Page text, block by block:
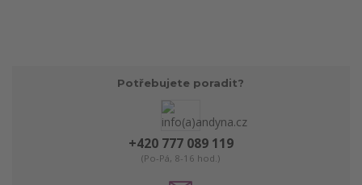
Potřebujete poradit?
+420 777 089 119
(Po-Pá, 8-16 hod.)